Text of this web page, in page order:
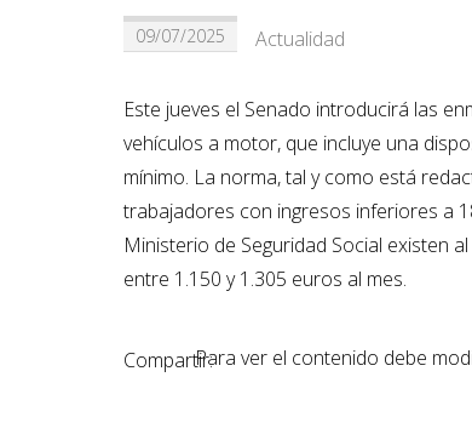
09/07/2025 Actualidad
Este jueves el Senado introducirá las
vehículos a motor, que incluye una
mínimo. La norma, tal y como está
trabajadores con ingresos inferiores a
Ministerio de Seguridad Social existen
entre 1.150 y 1.305 euros al mes.
Compartir:Para ver el contenido debe